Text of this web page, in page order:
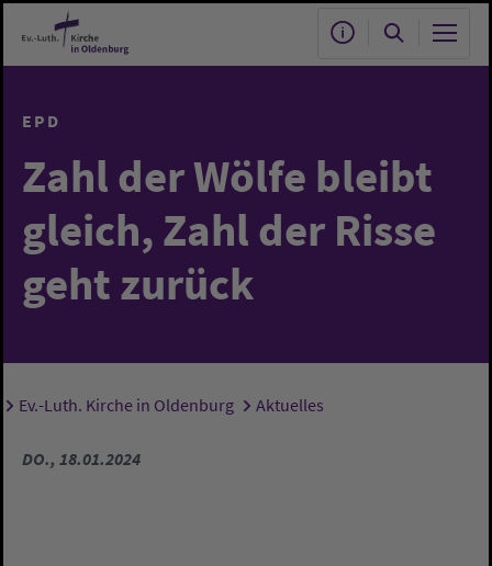
Zum Hauptinhalt springen
EPD
Zahl der Wölfe bleibt
gleich, Zahl der Risse
geht zurück
Sie sind hier:
Ev.-Luth. Kirche in Oldenburg Aktuelles
DO., 18.01.2024